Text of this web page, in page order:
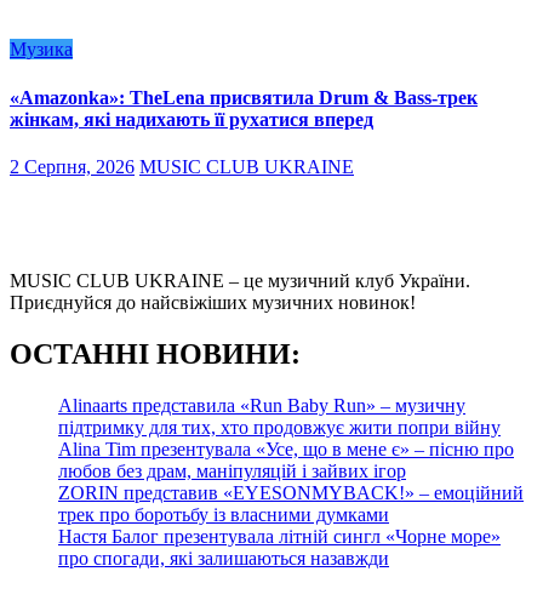
Музика
«Amazonka»: TheLena присвятила Drum & Bass-трек
жінкам, які надихають її рухатися вперед
2 Серпня, 2026 MUSIC CLUB UKRAINE
MUSIC CLUB UKRAINE – це музичний клуб України.
Приєднуйся до найсвіжіших музичних новинок!
ОСТАННІ НОВИНИ:
Alinaarts представила «Run Baby Run» – музичну
підтримку для тих, хто продовжує жити попри війну
Alina Tim презентувала «Усе, що в мене є» – пісню про
любов без драм, маніпуляцій і зайвих ігор
ZORIN представив «EYESONMYBACK!» – емоційний
трек про боротьбу із власними думками
Настя Балог презентувала літній сингл «Чорне море»
про спогади, які залишаються назавжди